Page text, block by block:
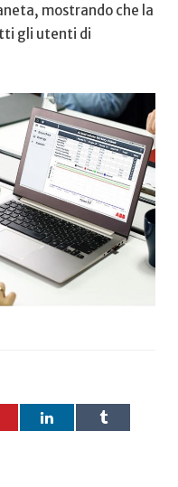
mostrando che la⁢
⁤gli utenti di
LinkedIn Tumblr